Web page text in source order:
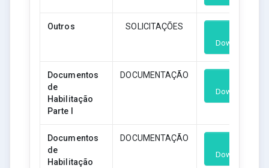
Outros SOLICITAÇÕES
Download
Documentos
de
Habilitação
Parte I
DOCUMENTAÇÃO
Download
Documentos
de
Habilitação
DOCUMENTAÇÃO
Download